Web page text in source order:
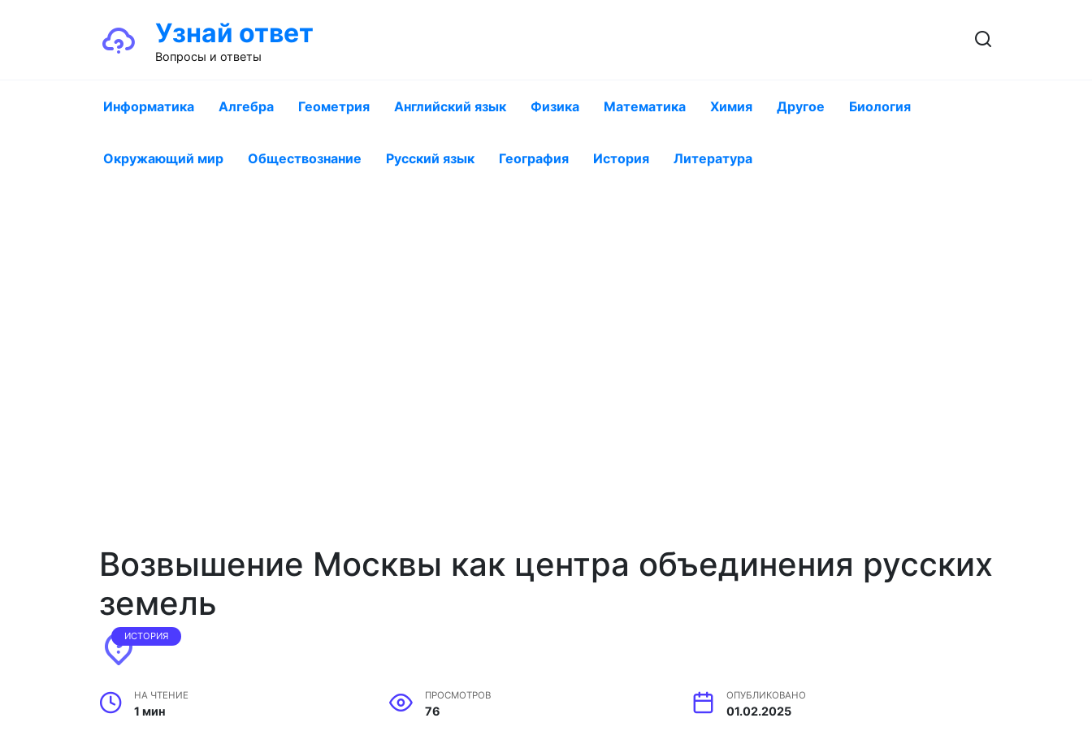
Узнай ответ
Вопросы и ответы
Информатика Алгебра Геометрия Английский язык Физика Математика Химия Другое Биология
Окружающий мир Обществознание Русский язык География История Литература
Возвышение Москвы как центра объединения русских
земель
ИСТОРИЯ
НА ЧТЕНИЕ
1 мин
ПРОСМОТРОВ
76
ОПУБЛИКОВАНО
01.02.2025